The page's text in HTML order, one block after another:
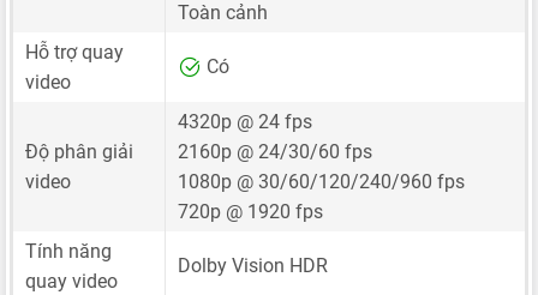
Toàn cảnh
Hỗ trợ quay
video
Có
Độ phân giải
video
4320p @ 24 fps
2160p @ 24/30/60 fps
1080p @ 30/60/120/240/960 fps
720p @ 1920 fps
Tính năng
quay video
Dolby Vision HDR